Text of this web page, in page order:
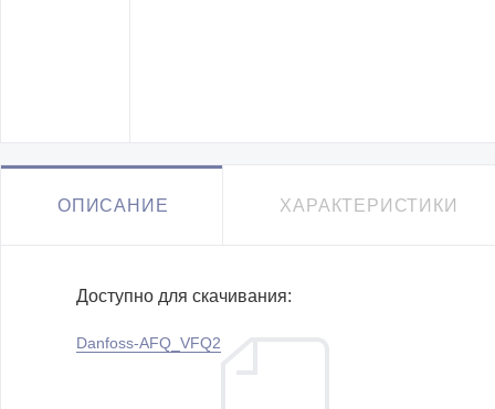
ОПИСАНИЕ ХАРАКТЕРИСТИКИ
Доступно для скачивания:
Danfoss-AFQ_VFQ2